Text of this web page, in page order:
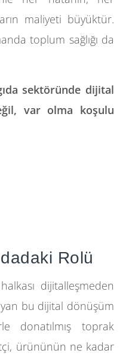
maliyeti büyüktür.
toplum sağlığı da
sektöründe dijital
var olma koşulu
Rolü
dijitalleşmeden
bu dijital dönüşüm
donatılmış toprak
ürününün ne kadar